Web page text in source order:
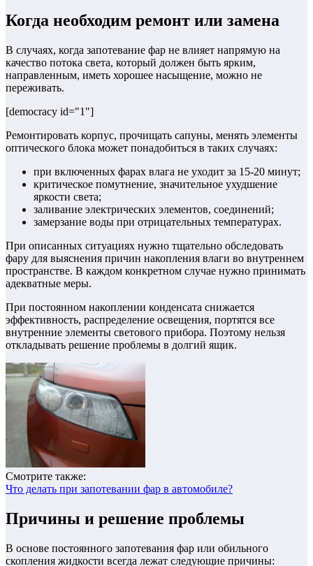
Когда необходим ремонт или замена
В случаях, когда запотевание фар не влияет напрямую на
качество потока света, который должен быть ярким,
направленным, иметь хорошее насыщение, можно не
переживать.
[democracy id="1"]
Ремонтировать корпус, прочищать сапуны, менять элементы
оптического блока может понадобиться в таких случаях:
при включенных фарах влага не уходит за 15-20 минут;
критическое помутнение, значительное ухудшение
яркости света;
заливание электрических элементов, соединений;
замерзание воды при отрицательных температурах.
При описанных ситуациях нужно тщательно обследовать
фару для выяснения причин накопления влаги во внутреннем
пространстве. В каждом конкретном случае нужно принимать
адекватные меры.
При постоянном накоплении конденсата снижается
эффективность, распределение освещения, портятся все
внутренние элементы светового прибора. Поэтому нельзя
откладывать решение проблемы в долгий ящик.
Смотрите также:
Что делать при запотевании фар в автомобиле?
Причины и решение проблемы
В основе постоянного запотевания фар или обильного
скопления жидкости всегда лежат следующие причины: